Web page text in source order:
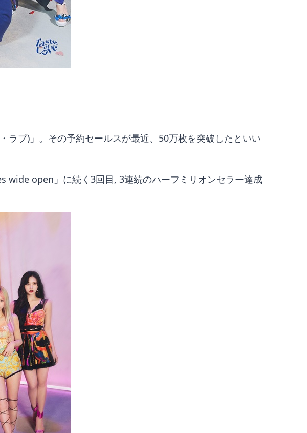
ラブ)」。その予約セールスが最近、50万枚を突破したといい
wide open」に続く3回目, 3連続のハーフミリオンセラー達成